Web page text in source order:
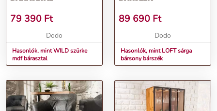
79 390 Ft
Dodo
Hasonlók, mint WILD szürke
mdf bárasztal
89 690 Ft
Dodo
Hasonlók, mint LOFT sárga
bársony bárszék